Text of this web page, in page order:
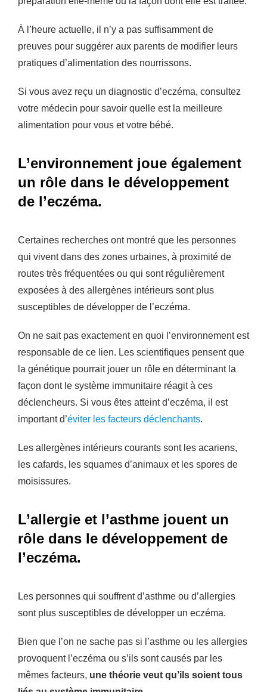
À l’heure actuelle, il n’y a pas suffisamment de
preuves pour suggérer aux parents de modifier leurs
pratiques d’alimentation des nourrissons.
Si vous avez reçu un diagnostic d’eczéma, consultez
votre médecin pour savoir quelle est la meilleure
alimentation pour vous et votre bébé.
L’environnement joue également
un rôle dans le développement
de l’eczéma.
Certaines recherches ont montré que les personnes
qui vivent dans des zones urbaines, à proximité de
routes très fréquentées ou qui sont régulièrement
exposées à des allergènes intérieurs sont plus
susceptibles de développer de l’eczéma.
On ne sait pas exactement en quoi l’environnement est
responsable de ce lien. Les scientifiques pensent que
la génétique pourrait jouer un rôle en déterminant la
façon dont le système immunitaire réagit à ces
déclencheurs. Si vous êtes atteint d’eczéma, il est
important d’éviter les facteurs déclenchants.
Les allergènes intérieurs courants sont les acariens,
les cafards, les squames d’animaux et les spores de
moisissures.
L’allergie et l’asthme jouent un
rôle dans le développement de
l’eczéma.
Les personnes qui souffrent d’asthme ou d’allergies
sont plus susceptibles de développer un eczéma.
Bien que l’on ne sache pas si l’asthme ou les allergies
provoquent l’eczéma ou s’ils sont causés par les
mêmes facteurs, une théorie veut qu’ils soient tous